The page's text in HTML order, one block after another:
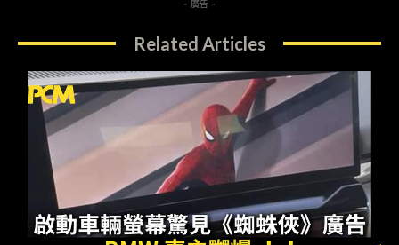
- 廣告 -
Related Articles